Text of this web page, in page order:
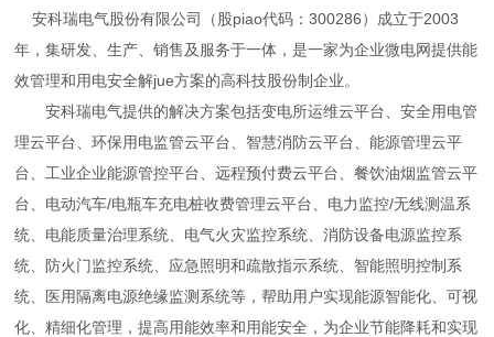
安科瑞电气股份有限公司（股piao代码：300286）成立于2003
年，集研发、生产、销售及服务于一体，是一家为企业微电网提供能
效管理和用电安全解jue方案的高科技股份制企业。
安科瑞电气提供的解决方案包括变电所运维云平台、安全用电管
理云平台、环保用电监管云平台、智慧消防云平台、能源管理云平
台、工业企业能源管控平台、远程预付费云平台、餐饮油烟监管云平
台、电动汽车/电瓶车充电桩收费管理云平台、电力监控/无线测温系
统、电能质量治理系统、电气火灾监控系统、消防设备电源监控系
统、防火门监控系统、应急照明和疏散指示系统、智能照明控制系
统、医用隔离电源绝缘监测系统等，帮助用户实现能源智能化、可视
化、精细化管理，提高用能效率和用能安全，为企业节能降耗和实现